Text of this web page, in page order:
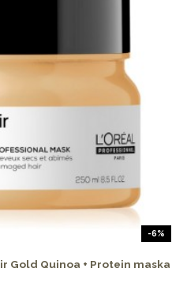
-6%
Gold Quinoa + Protein maska